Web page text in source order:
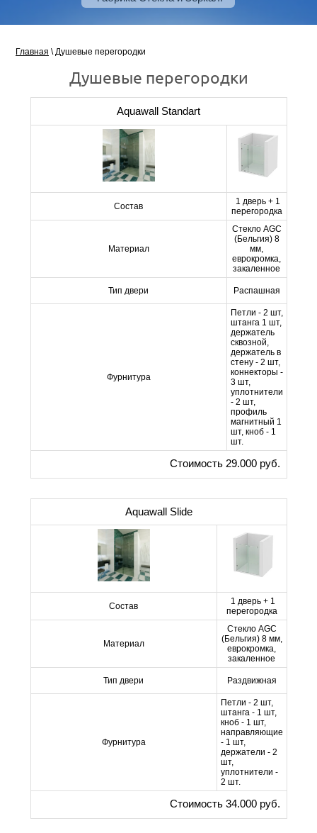
Главная \ Душевые перегородки
Душевые перегородки
Aquawall Standart
Состав
1 дверь + 1
перегородка
Материал
Стекло AGC
(Бельгия) 8
мм,
еврокромка,
закаленное
Тип двери Распашная
Фурнитура
Петли - 2 шт,
штанга 1 шт,
держатель
сквозной,
держатель в
стену - 2 шт,
коннекторы -
3 шт,
уплотнители
- 2 шт,
профиль
магнитный 1
шт, кноб - 1
шт.
Стоимость 29.000 руб.
Aquawall Slide
Состав
1 дверь + 1
перегородка
Материал
Стекло AGC
(Бельгия) 8 мм,
еврокромка,
закаленное
Тип двери Раздвижная
Фурнитура
Петли - 2 шт,
штанга - 1 шт,
кноб - 1 шт,
направляющие
- 1 шт,
держатели - 2
шт,
уплотнители -
2 шт.
Стоимость 34.000 руб.